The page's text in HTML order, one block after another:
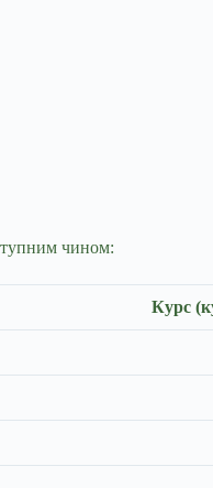
чином:
Курс